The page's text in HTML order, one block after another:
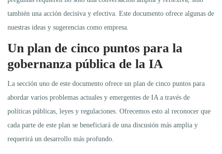
también una acción decisiva y efectiva. Este documento ofrece algunas de
nuestras ideas y sugerencias como empresa.
Un plan de cinco puntos para la
gobernanza pública de la IA
La sección uno de este documento ofrece un plan de cinco puntos para
abordar varios problemas actuales y emergentes de IA a través de
políticas públicas, leyes y regulaciones. Ofrecemos esto al reconocer que
cada parte de este plan se beneficiará de una discusión más amplia y
requerirá un desarrollo más profundo.